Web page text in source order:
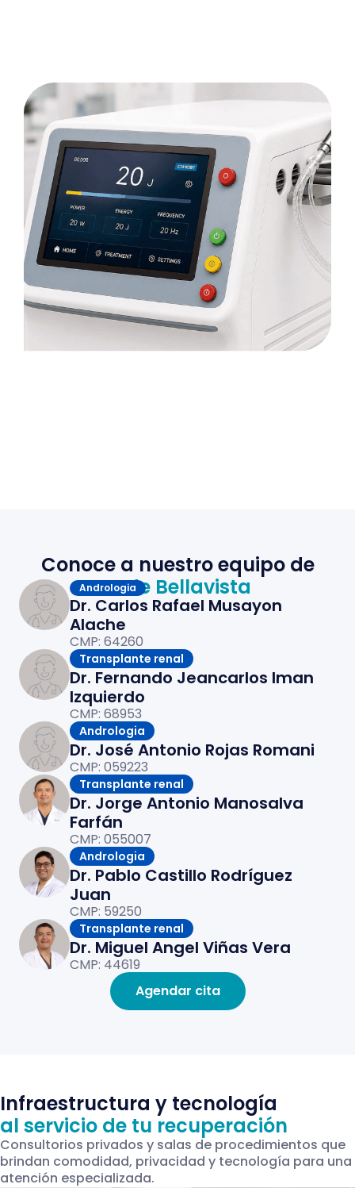
Conoce a nuestro equipo de
sede Bellavista
Andrologia
Dr. Carlos Rafael Musayon
Alache
CMP: 64260
Transplante renal
Dr. Fernando Jeancarlos Iman
Izquierdo
CMP: 68953
Andrologia
Dr. José Antonio Rojas Romani
CMP: 059223
Transplante renal
Dr. Jorge Antonio Manosalva
Farfán
CMP: 055007
Andrologia
Dr. Pablo Castillo Rodríguez
Juan
CMP: 59250
Transplante renal
Dr. Miguel Angel Viñas Vera
CMP: 44619
Agendar cita
Infraestructura y tecnología
al servicio de tu recuperación
Consultorios privados y salas de procedimientos que
brindan comodidad, privacidad y tecnología para una
atención especializada.